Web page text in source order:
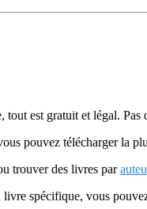
est gratuit et légal.
pouvez télécharger la
trouver des livres par
spécifique, vous